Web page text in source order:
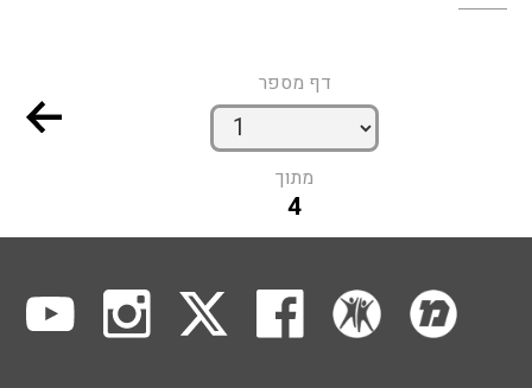
דף מספר
מתוך
4